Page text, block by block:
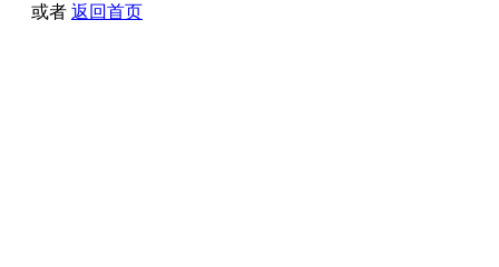
或者 返回首页